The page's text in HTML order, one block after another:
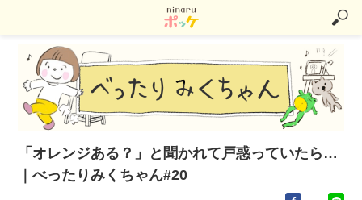
「オレンジある？」と聞かれて戸惑っていたら…
｜べったりみくちゃん#20